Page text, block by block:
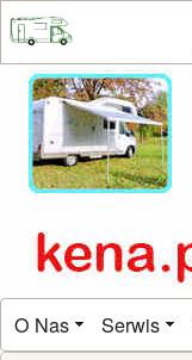
O Nas Serwis